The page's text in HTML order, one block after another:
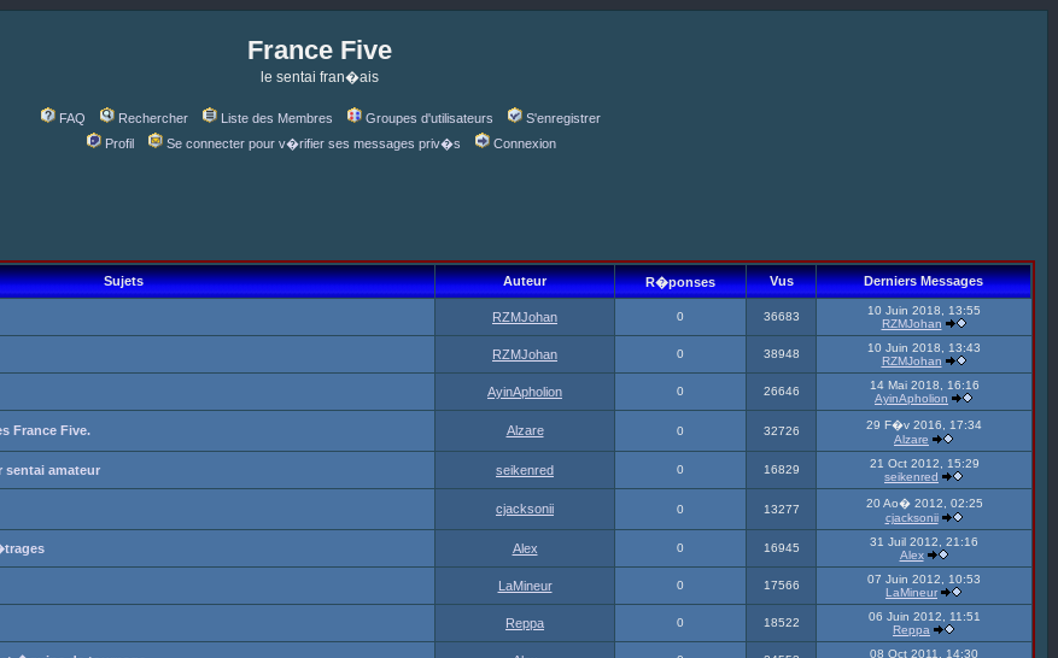
France Five
le sentai fran�ais
FAQ Rechercher Liste des Membres Groupes d'utilisateurs
S'enregistrer
Profil
Se connecter pour v�rifier ses messages priv�s Connexion
Sujets Auteur R�ponses Vus Derniers Messages
RZMJohan 0 36683
10 Juin 2018, 13:55
RZMJohan
RZMJohan 0 38948
10 Juin 2018, 13:43
RZMJohan
AyinApholion 0 26646
14 Mai 2018, 16:16
AyinApholion
France Five. Alzare 0 32726
29 F�v 2016, 17:34
Alzare
sentai amateur seikenred 0 16829
21 Oct 2012, 15:29
seikenred
cjacksonii 0 13277
20 Ao� 2012, 02:25
cjacksonii
Alex 0 16945
31 Juil 2012, 21:16
Alex
LaMineur 0 17566
07 Juin 2012, 10:53
LaMineur
Reppa 0 18522
06 Juin 2012, 11:51
Reppa
08 Oct 2011, 14:30